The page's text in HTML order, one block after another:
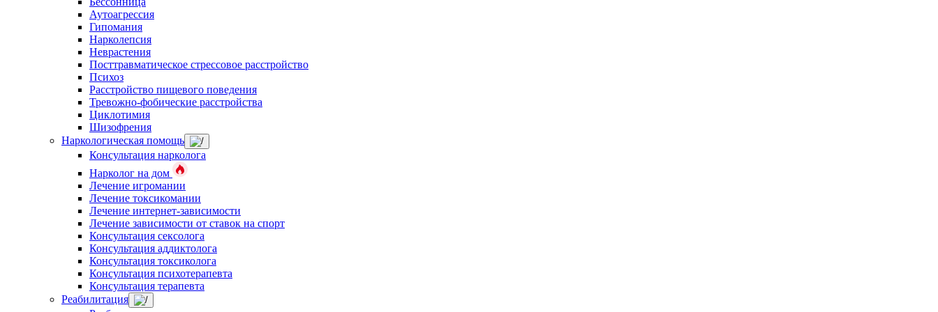
Аутоагрессия
Гипомания
Нарколепсия
Неврастения
Посттравматическое стрессовое расстройство
Психоз
Расстройство пищевого поведения
Тревожно-фобические расстройства
Циклотимия
Шизофрения
Наркологическая помощь
Консультация нарколога
Нарколог на дом
Лечение игромании
Лечение токсикомании
Лечение интернет-зависимости
Лечение зависимости от ставок на спорт
Консультация сексолога
Консультация аддиктолога
Консультация токсиколога
Консультация психотерапевта
Консультация терапевта
Реабилитация